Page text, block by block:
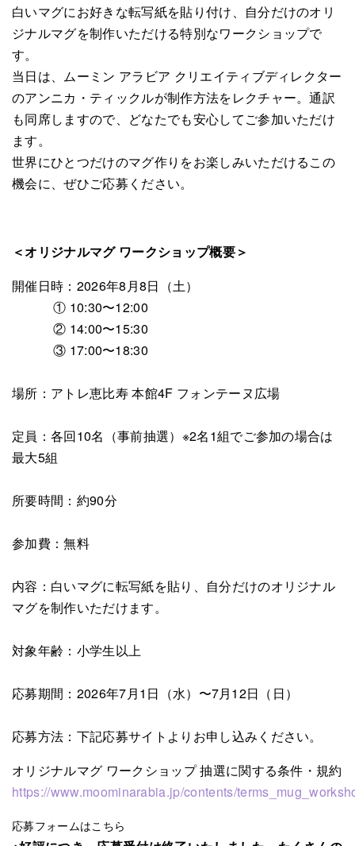
白いマグにお好きな転写紙を貼り付け、自分だけのオリ
ジナルマグを制作いただける特別なワークショップで
す。
当日は、ムーミン アラビア クリエイティブディレクター
のアンニカ・ティックルが制作方法をレクチャー。通訳
も同席しますので、どなたでも安心してご参加いただけ
ます。
世界にひとつだけのマグ作りをお楽しみいただけるこの
機会に、ぜひご応募ください。
＜オリジナルマグ ワークショップ概要＞
開催日時：2026年8月8日（土）
① 10:30〜12:00
② 14:00〜15:30
③ 17:00〜18:30
場所：アトレ恵比寿 本館4F フォンテーヌ広場
定員：各回10名（事前抽選）※2名1組でご参加の場合は
最大5組
所要時間：約90分
参加費：無料
内容：白いマグに転写紙を貼り、自分だけのオリジナル
マグを制作いただけます。
対象年齢：小学生以上
応募期間：2026年7月1日（水）〜7月12日（日）
応募方法：下記応募サイトよりお申し込みください。
オリジナルマグ ワークショップ 抽選に関する条件・規約
https://www.moominarabia.jp/contents/
応募フォームはこちら